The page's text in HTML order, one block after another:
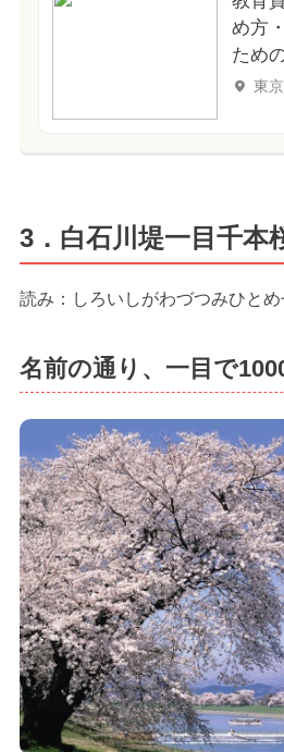
め方
ため
東
3．白石川堤一目千本
読み：しろいしがわづつみひと
名前の通り、一目で